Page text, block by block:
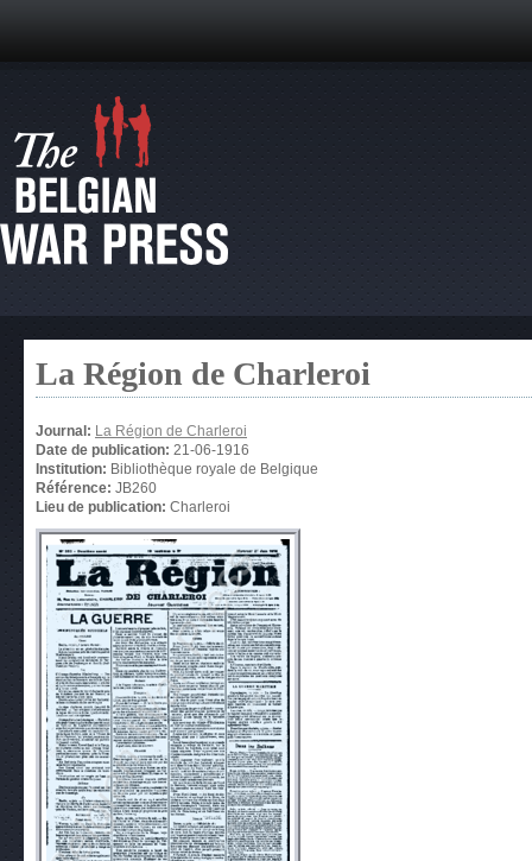
La Région de Charleroi
Journal: La Région de Charleroi
Date de publication: 21-06-1916
Institution: Bibliothèque royale de Belgique
Référence: JB260
Lieu de publication: Charleroi